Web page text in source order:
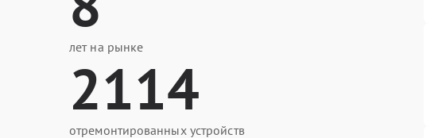
лет на рынке
2114
отремонтированных устройств